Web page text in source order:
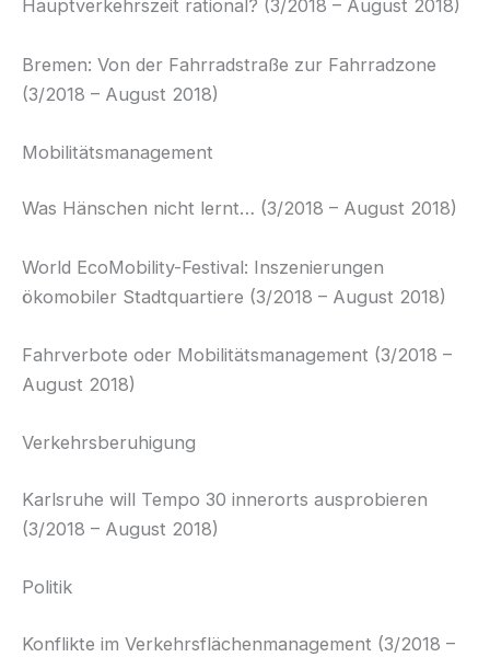
Hauptverkehrszeit rational? (3/2018 – August 2018)
Bremen: Von der Fahrradstraße zur Fahrradzone
(3/2018 – August 2018)
Mobilitätsmanagement
Was Hänschen nicht lernt… (3/2018 – August 2018)
World EcoMobility-Festival: Inszenierungen
ökomobiler Stadtquartiere (3/2018 – August 2018)
Fahrverbote oder Mobilitätsmanagement (3/2018 –
August 2018)
Verkehrsberuhigung
Karlsruhe will Tempo 30 innerorts ausprobieren
(3/2018 – August 2018)
Politik
Konflikte im Verkehrsflächenmanagement (3/2018 –